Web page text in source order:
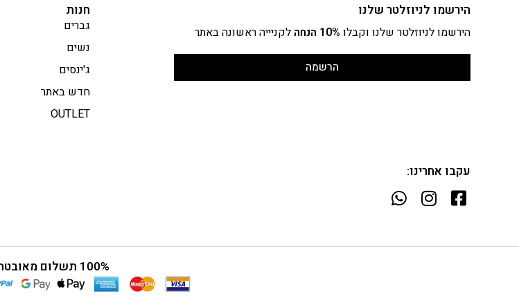
הירשמו לניוזלטר שלנו
הירשמו לניוזלטר שלנו וקבלו 10% הנחה לקניייה ראשונה באתר
הרשמה
עקבו אחרינו:
חנות
גברים
נשים
ג'ינסים
חדש באתר
OUTLET
100% תשלום מאובטח